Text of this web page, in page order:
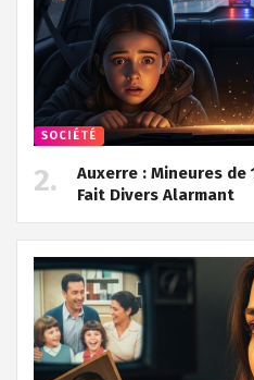
SOCIÉTÉ
Auxerre : Mineures de
Fait Divers Alarmant